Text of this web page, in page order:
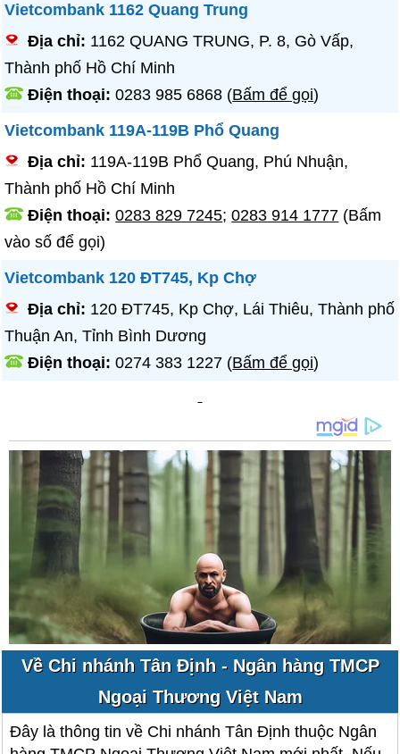
Vietcombank 1162 Quang Trung
Địa chỉ: 1162 QUANG TRUNG, P. 8, Gò Vấp,
Thành phố Hồ Chí Minh
Điện thoại:0283 985 6868 (Bấm để gọi)
Vietcombank 119A-119B Phổ Quang
Địa chỉ: 119A-119B Phổ Quang, Phú Nhuận,
Thành phố Hồ Chí Minh
Điện thoại:0283 829 7245;0283 914 1777 (Bấm
vào số để gọi)
Vietcombank 120 ĐT745, Kp Chợ
Địa chỉ: 120 ĐT745, Kp Chợ, Lái Thiêu, Thành phố
Thuận An, Tỉnh Bình Dương
Điện thoại:0274 383 1227 (Bấm để gọi)
Về Chi nhánh Tân Định - Ngân hàng TMCP
Ngoại Thương Việt Nam
Đây là thông tin về Chi nhánh Tân Định thuộc Ngân